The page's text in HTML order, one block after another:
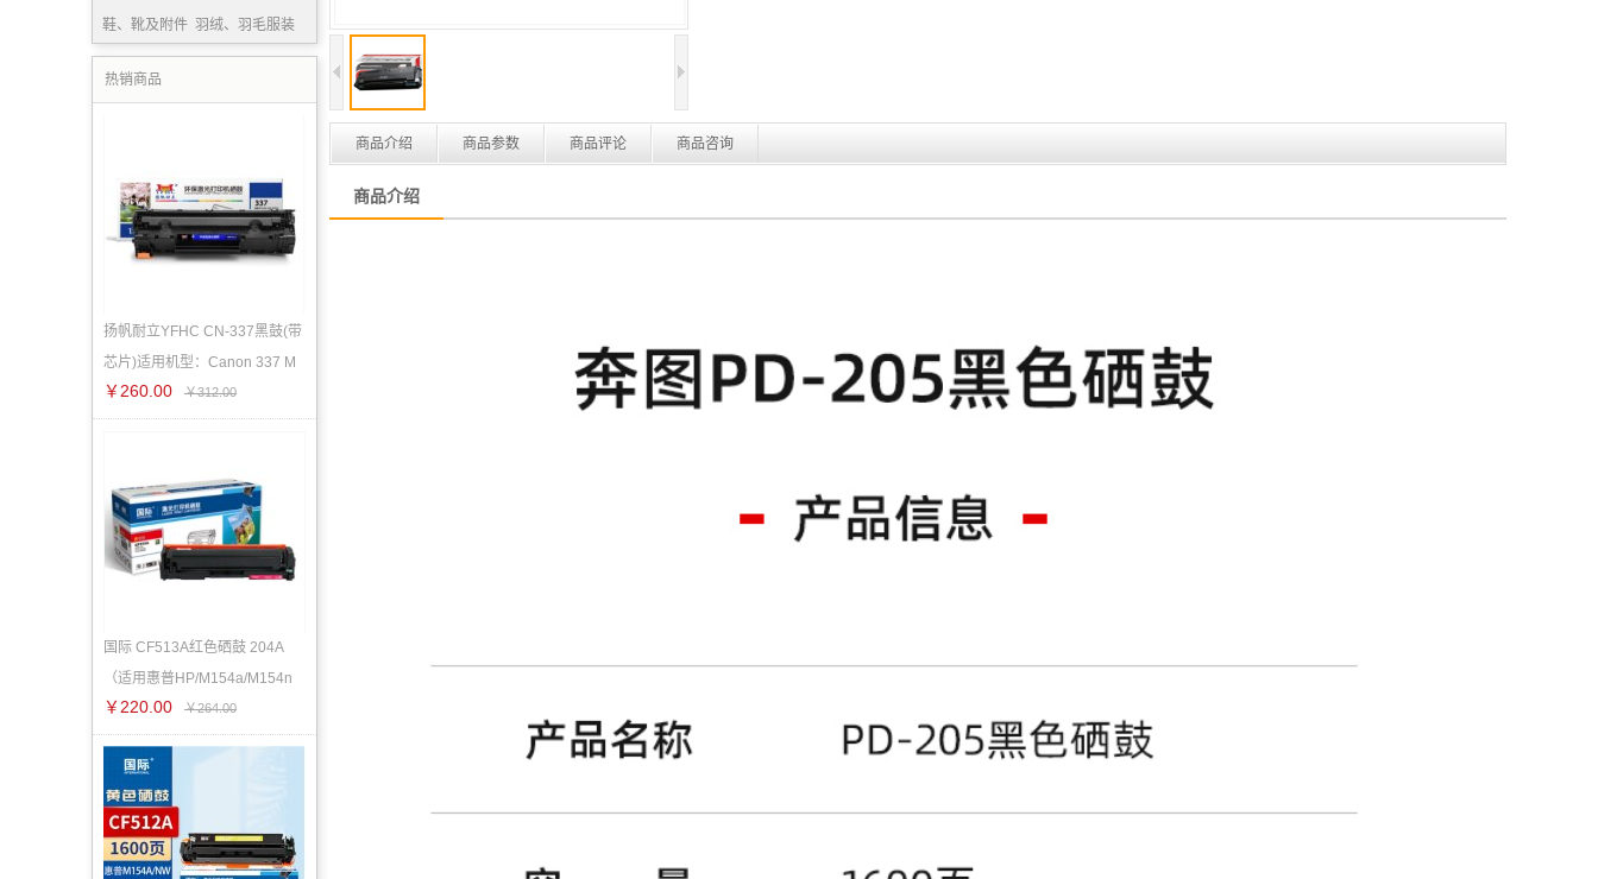
鞋、靴及附件 羽绒、羽毛服装
毛巾 盥洗、厨房用织物制品
热销商品
扬帆耐立YFHC CN-337黑鼓(带
芯片)适用机型：Canon 337 M
￥260.00 ￥312.00
国际 CF513A红色硒鼓 204A
（适用惠普HP/M154a/M154n
w/M1
￥220.00 ￥264.00
商品介绍 商品参数 商品评论 商品咨询
商品介绍